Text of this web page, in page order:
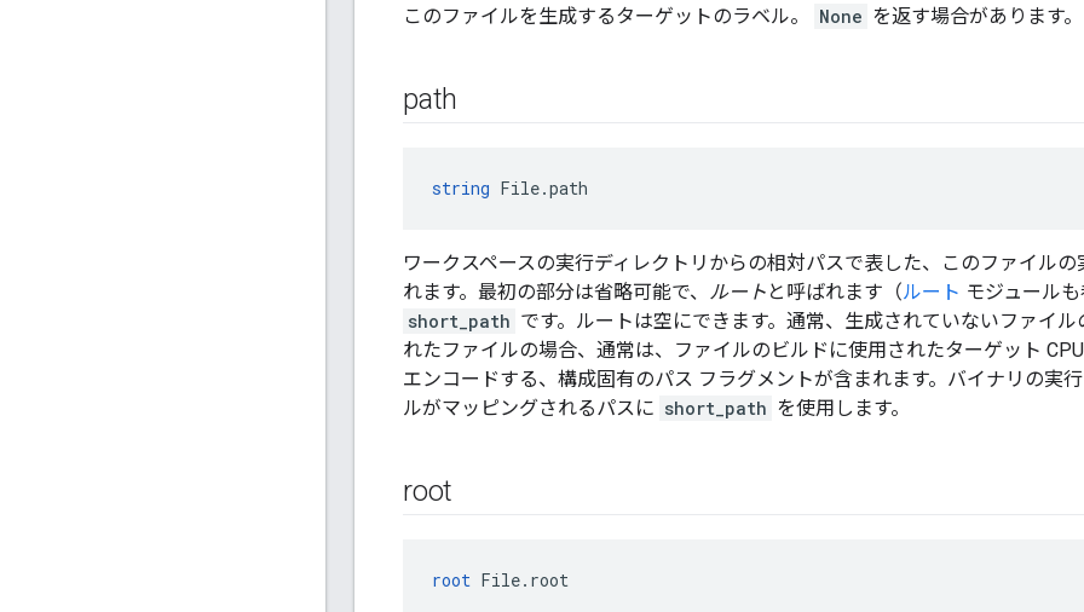
このファイルを生成するターゲットのラベル。 None を返す場合があります。
path
string File.path
ワークスペースの実行ディレクトリからの相対パスで表した、このファイル
れます。最初の部分は省略可能で、 ルート と呼ばれます（ルート モジュール
short_path です。ルートは空にできます。通常、生成されていないファイ
れたファイルの場合、通常は、ファイルのビルドに使用されたターゲット
エンコードする、構成固有のパス フラグメントが含まれます。バイナリの実
ルがマッピングされるパスに short_path を使用します。
root
root File.root